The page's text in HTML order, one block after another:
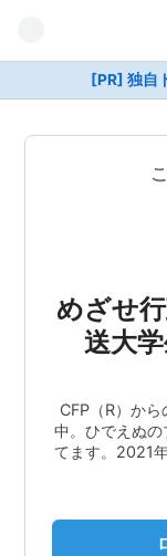
[PR] 独自
めざせ
送大
CFP（R）か
中。ひでえぬ
てます。2021